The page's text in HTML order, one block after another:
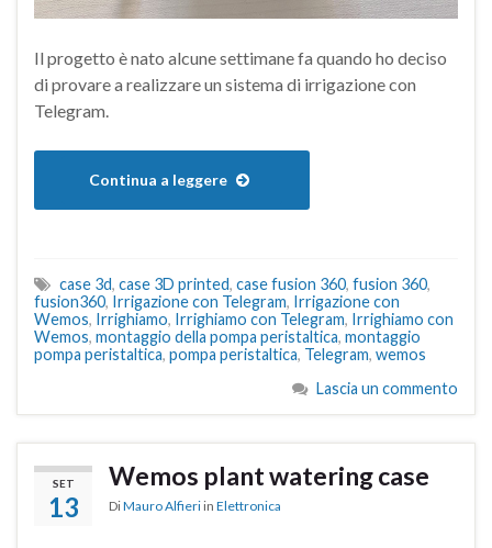
Il progetto è nato alcune settimane fa quando ho deciso
di provare a realizzare un sistema di irrigazione con
Telegram.
Continua a leggere
case 3d, case 3D printed, case fusion 360, fusion 360,
fusion360, Irrigazione con Telegram, Irrigazione con
Wemos, Irrighiamo, Irrighiamo con Telegram, Irrighiamo con
Wemos, montaggio della pompa peristaltica, montaggio
pompa peristaltica, pompa peristaltica, Telegram, wemos
Lascia un commento
SET
13
Wemos plant watering case
DiMauro Alfieri in Elettronica